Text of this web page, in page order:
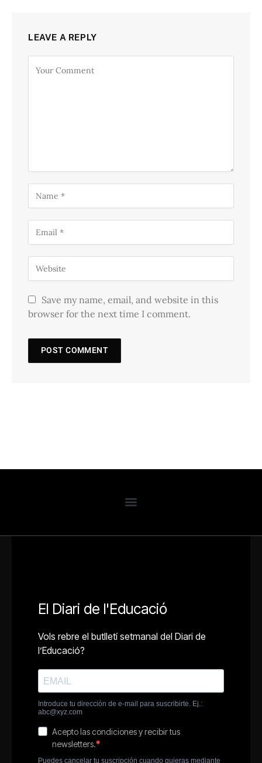
LEAVE A REPLY
Save my name, email, and website in this
browser for the next time I comment.